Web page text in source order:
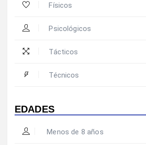
Físicos
Psicológicos
Tácticos
Técnicos
EDADES
Menos de 8 años